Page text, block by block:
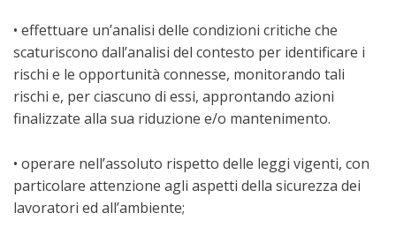
• effettuare un’analisi delle condizioni critiche che
scaturiscono dall’analisi del contesto per identificare i
rischi e le opportunità connesse, monitorando tali
rischi e, per ciascuno di essi, approntando azioni
finalizzate alla sua riduzione e/o mantenimento.
• operare nell’assoluto rispetto delle leggi vigenti, con
particolare attenzione agli aspetti della sicurezza dei
lavoratori ed all’ambiente;